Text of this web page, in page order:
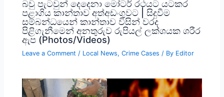
බවු පැටවුන් දෙදෙනා මෝටර් රථයට යටකර
පළාගිය කාන්තාව අත්අඩංගුවට | සිදුවීම
සම්බන්ධයෙන් කාන්තාව විසින් වරද
පිළිගැනීමෙන් අනතුරුව රුපියල් ලක්ශයක ශරීර
ඇප (Photos/Videos)
Leave a Comment / Local News,Crime Cases / By Editor